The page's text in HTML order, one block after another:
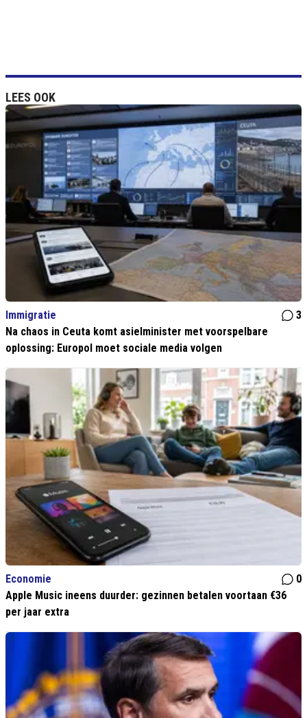
LEES OOK
Immigratie
3
Na chaos in Ceuta komt asielminister met voorspelbare
oplossing: Europol moet sociale media volgen
Economie
0
Apple Music ineens duurder: gezinnen betalen voortaan €36
per jaar extra